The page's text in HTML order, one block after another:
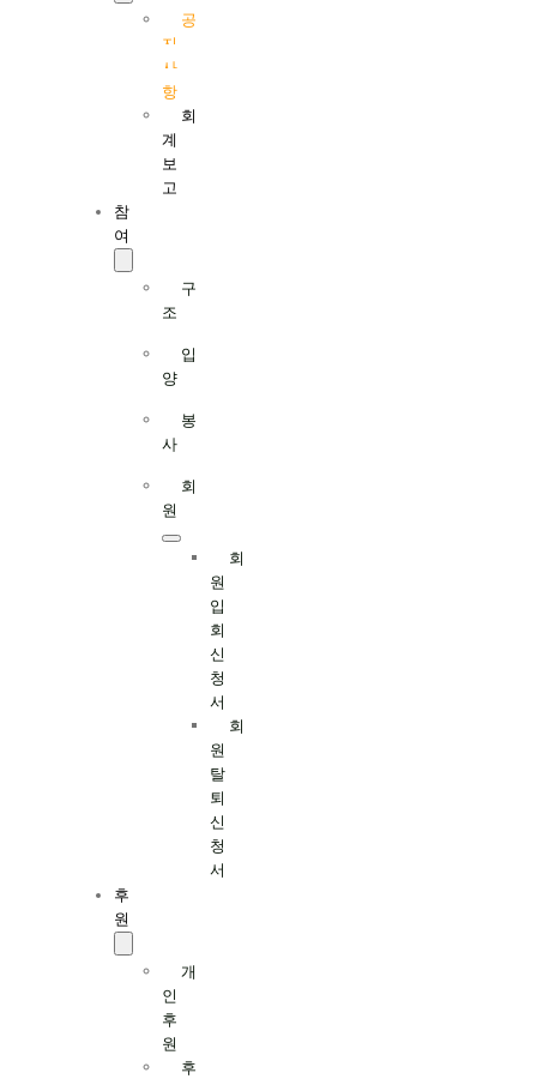
공
지
사
항
회
계
보
고
참
여
구
조
입
양
봉
사
회
원
회
원
입
회
신
청
서
회
원
탈
퇴
신
청
서
후
원
개
인
후
원
후